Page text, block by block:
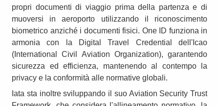
propri documenti di viaggio prima della partenza e di
muoversi in aeroporto utilizzando il riconoscimento
biometrico anziché i documenti fisici. One ID funziona in
armonia con la Digital Travel Credential dell'Icao
(International Civil Aviation Organization), garantendo
sicurezza ed efficienza, mantenendo al contempo la
privacy e la conformità alle normative globali.
Iata sta inoltre sviluppando il suo Aviation Security Trust